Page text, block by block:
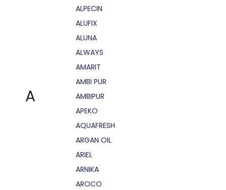
A
ALPECIN
ALUFIX
ALUNA
ALWAYS
AMARIT
AMBI PUR
AMBIPUR
APEKO
AQUAFRESH
ARGAN OIL
ARIEL
ARNIKA
AROCO